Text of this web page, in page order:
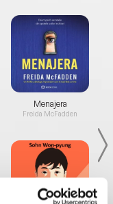
Menajera
Freida McFadden